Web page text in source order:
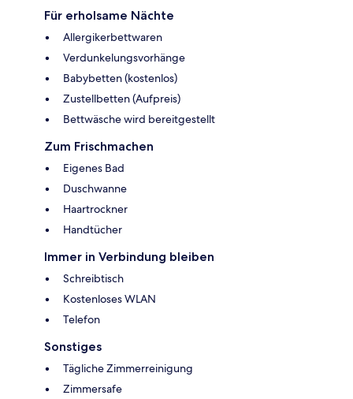
Für erholsame Nächte
Allergikerbettwaren
Verdunkelungsvorhänge
Babybetten (kostenlos)
Zustellbetten (Aufpreis)
Bettwäsche wird bereitgestellt
Zum Frischmachen
Eigenes Bad
Duschwanne
Haartrockner
Handtücher
Immer in Verbindung bleiben
Schreibtisch
Kostenloses WLAN
Telefon
Sonstiges
Tägliche Zimmerreinigung
Zimmersafe